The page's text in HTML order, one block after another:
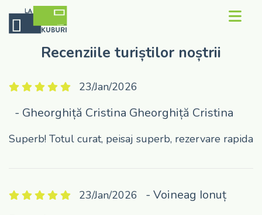
Contact
Concept
Rezerva Kub
Recenzii
Despre noi
Recenziile turiștilor noștrii
23/Jan/2026
- Gheorghiță Cristina Gheorghiță Cristina
Superb! Totul curat, peisaj superb, rezervare rapida
23/Jan/2026 - Voineag Ionuț